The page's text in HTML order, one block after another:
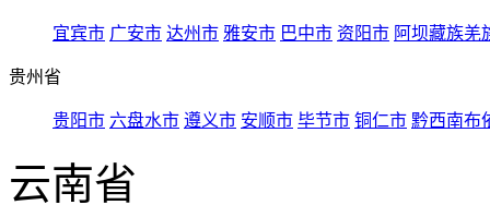
宜宾市 广安市 达州市 雅安市 巴中市 资阳市 阿坝藏族羌
贵州省
贵阳市 六盘水市 遵义市 安顺市 毕节市 铜仁市 黔西南布
云南省